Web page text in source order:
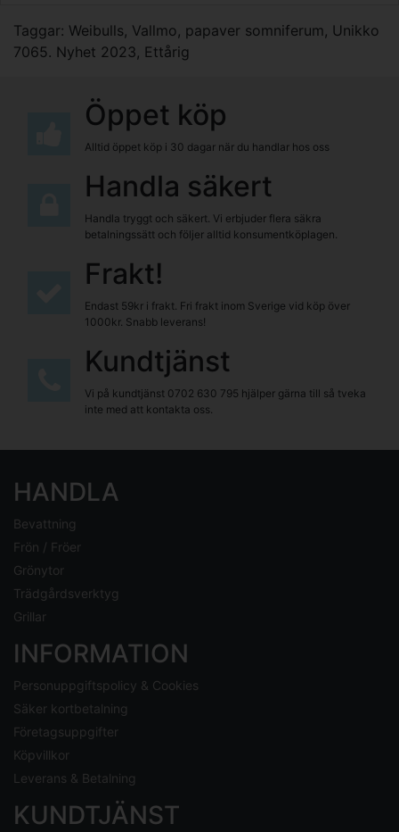
Taggar: Weibulls, Vallmo, papaver somniferum, Unikko
7065. Nyhet 2023, Ettårig
Öppet köp
Alltid öppet köp i 30 dagar när du handlar hos oss
Handla säkert
Handla tryggt och säkert. Vi erbjuder flera säkra
betalningssätt och följer alltid konsumentköplagen.
Frakt!
Endast 59kr i frakt. Fri frakt inom Sverige vid köp över
1000kr. Snabb leverans!
Kundtjänst
Vi på kundtjänst 0702 630 795 hjälper gärna till så tveka
inte med att kontakta oss.
HANDLA
Bevattning
Frön / Fröer
Grönytor
Trädgårdsverktyg
Grillar
INFORMATION
Personuppgiftspolicy & Cookies
Säker kortbetalning
Företagsuppgifter
Köpvillkor
Leverans & Betalning
KUNDTJÄNST